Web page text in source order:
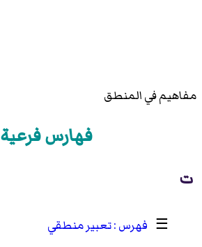
مفاهيم في المنطق
فهارس فرعية
ت
☰
تعبير منطقي